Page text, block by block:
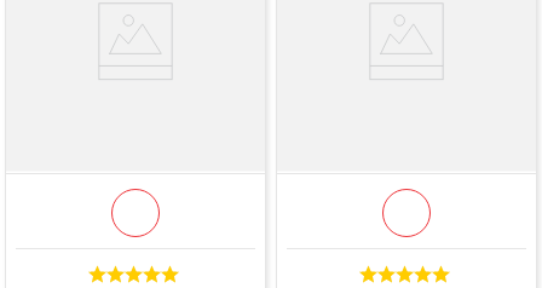
Estampa digital de alta qualidade
Acabamento em corte a laser
Não alvejar
Não secar em tambor
Secar na vertical